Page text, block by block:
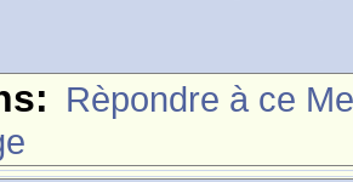
Rèpondre à ce